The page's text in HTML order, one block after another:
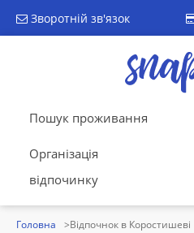
Зворотній зв'язок
Пошук проживання
Організація
відпочинку
Головна Відпочнок в Коростишеві